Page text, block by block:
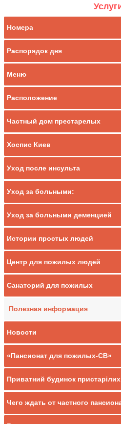
Номера
Распорядок дня
Меню
Расположение
Частный дом престарелых
Хоспис Киев
Уход после инсульта
Уход за больными:
Уход за больными деменцией
Истории простых людей
Центр для пожилых людей
Санаторий для пожилых
Полезная информация
Новости
«Пансионат для пожилых-СВ»
Приватний будинок пристарілих
Чего ждать от частного